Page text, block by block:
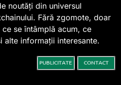
o depășire a pragului de
dolari
MiCA privind
crypto, obligatoriu de
iulie în România
noutăți din universul
Fără zgomote, doar
se întâmplă acum, ce
alte informații interesante.